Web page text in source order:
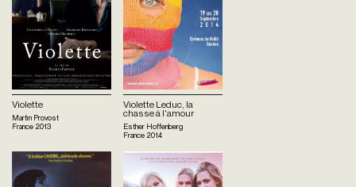
Violette
Martin Provost
France 2013
Violette Leduc, la
chasse à l'amour
Esther Hoffenberg
France 2014